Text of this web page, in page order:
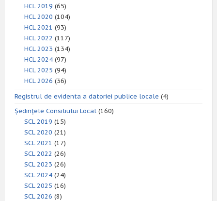
HCL 2019 (65)
HCL 2020 (104)
HCL 2021 (93)
HCL 2022 (117)
HCL 2023 (134)
HCL 2024 (97)
HCL 2025 (94)
HCL 2026 (36)
Registrul de evidenta a datoriei publice locale (4)
Ședințele Consiliului Local (160)
SCL 2019 (15)
SCL 2020 (21)
SCL 2021 (17)
SCL 2022 (26)
SCL 2023 (26)
SCL 2024 (24)
SCL 2025 (16)
SCL 2026 (8)